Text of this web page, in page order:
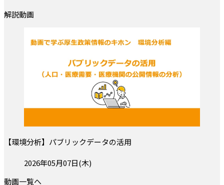
解説動画
【環境分析】パブリックデータの活用
投稿日:2026年05月07日(木)
動画一覧へ